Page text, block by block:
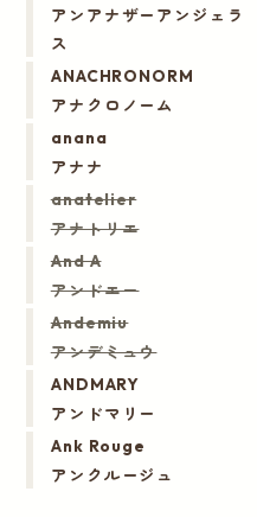
アンアナザーアンジェラ
ス
ANACHRONORM
アナクロノーム
anana
アナナ
anatelier
アナトリエ
And A
アンドエー
Andemiu
アンデミュウ
ANDMARY
アンドマリー
Ank Rouge
アンクルージュ